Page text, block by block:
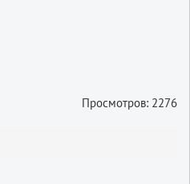
Просмотров: 2276